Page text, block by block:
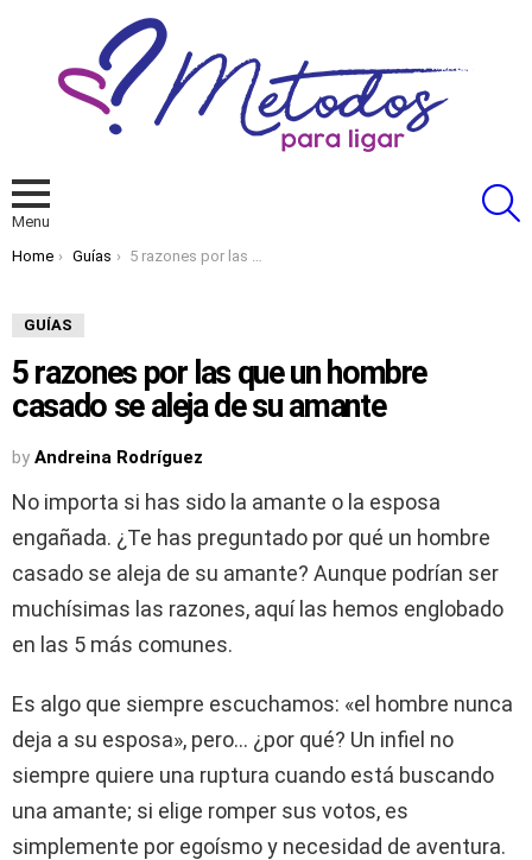
Menu
You are here:
Home Guías 5 razones por las que un hombre casado se aleja de su amante
GUÍAS
5 razones por las que un hombre
casado se aleja de su amante
by Andreina Rodríguez
No importa si has sido la amante o la esposa
engañada. ¿Te has preguntado por qué un hombre
casado se aleja de su amante? Aunque podrían ser
muchísimas las razones, aquí las hemos englobado
en las 5 más comunes.
Es algo que siempre escuchamos: «el hombre nunca
deja a su esposa», pero… ¿por qué? Un infiel no
siempre quiere una ruptura cuando está buscando
una amante; si elige romper sus votos, es
simplemente por egoísmo y necesidad de aventura.